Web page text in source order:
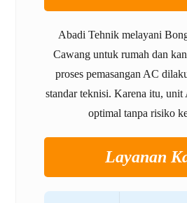
Abadi Tehnik melayani
Cawang untuk rumah dan
proses pemasangan AC
standar teknisi. Karena itu, unit
optimal tanpa risiko
Layanan